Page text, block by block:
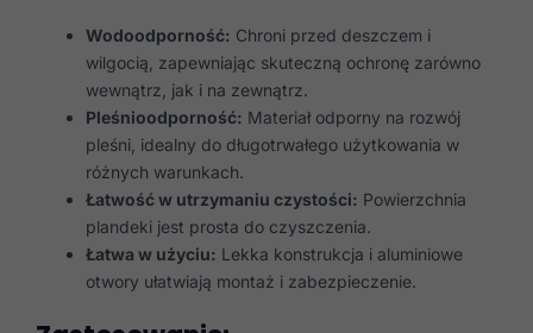
Wodoodporność: Chroni przed deszczem i
wilgocią, zapewniając skuteczną ochronę zarówno
wewnątrz, jak i na zewnątrz.
Pleśnioodporność: Materiał odporny na rozwój
pleśni, idealny do długotrwałego użytkowania w
różnych warunkach.
Łatwość w utrzymaniu czystości: Powierzchnia
plandeki jest prosta do czyszczenia.
Łatwa w użyciu: Lekka konstrukcja i aluminiowe
otwory ułatwiają montaż i zabezpieczenie.